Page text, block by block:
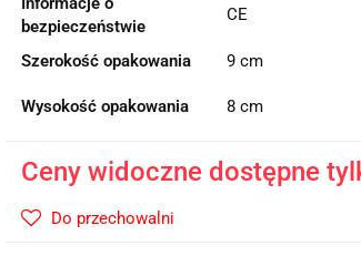
bezpieczeństwie
CE
Szerokość opakowania 9 cm
Wysokość opakowania 8 cm
Ceny widoczne dostępne
Do przechowalni